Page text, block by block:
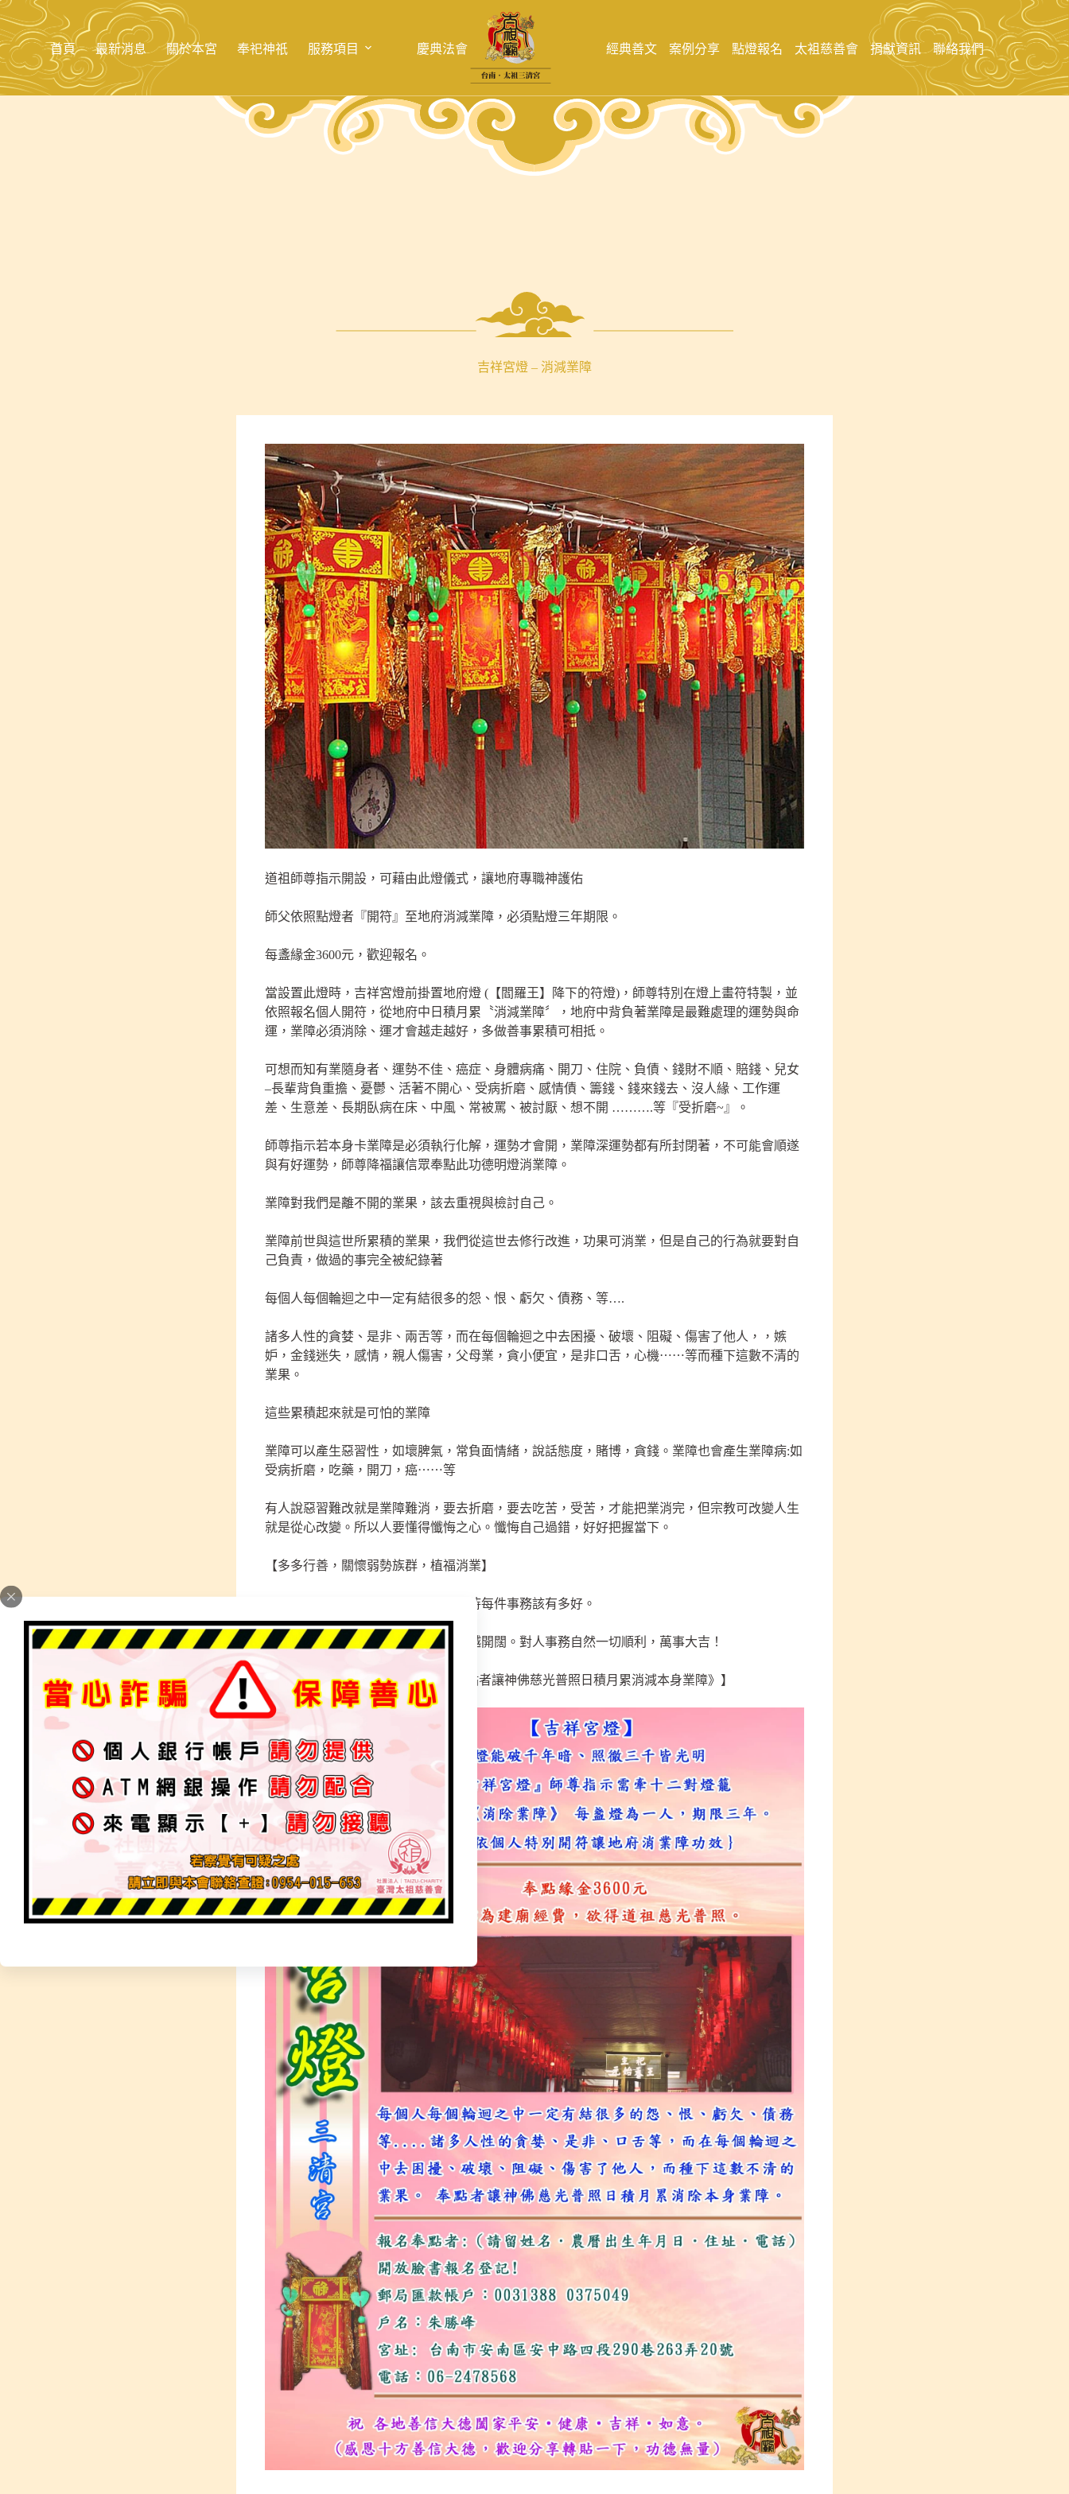
跳
至
主
要
內
首頁 最新消息 關於本宮 奉祀神祇 服務項目 慶典法會 經典善文 案例分享 點燈報名 太袓慈善會 捐獻資訊 聯絡我們
吉祥宮燈 – 消減業障
道祖師尊指示開設，可藉由此燈儀式，讓地府專職神護佑
師父依照點燈者『開符』至地府消減業障，必須點燈三年期限。
每盞緣金3600元，歡迎報名。
當設置此燈時，吉祥宮燈前掛置地府燈 (【閻羅王】降下的符燈)，師尊特別在燈上畫符特製，並
依照報名個人開符，從地府中日積月累〝消減業障〞，地府中背負著業障是最難處理的運勢與命
運，業障必須消除、運才會越走越好，多做善事累積可相抵。
可想而知有業隨身者、運勢不佳、癌症、身體病痛、開刀、住院、負債、錢財不順、賠錢、兒女
–長輩背負重擔、憂鬱、活著不開心、受病折磨、感情債、籌錢、錢來錢去、沒人緣、工作運
差、生意差、長期臥病在床、中風、常被罵、被討厭、想不開 ……….等『受折磨~』。
師尊指示若本身卡業障是必須執行化解，運勢才會開，業障深運勢都有所封閉著，不可能會順遂
與有好運勢，師尊降福讓信眾奉點此功德明燈消業障。
業障對我們是離不開的業果，該去重視與檢討自己。
業障前世與這世所累積的業果，我們從這世去修行改進，功果可消業，但是自己的行為就要對自
己負責，做過的事完全被紀錄著
每個人每個輪迴之中一定有結很多的怨、恨、虧欠、債務、等….
諸多人性的貪婪、是非、兩舌等，而在每個輪迴之中去困擾、破壞、阻礙、傷害了他人，，嫉
妒，金錢迷失，感情，親人傷害，父母業，貪小便宜，是非口舌，心機⋯⋯等而種下這數不清的
業果。
這些累積起來就是可怕的業障
業障可以產生惡習性，如壞脾氣，常負面情緒，說話態度，賭博，貪錢。業障也會產生業障病:如
受病折磨，吃藥，開刀，癌⋯⋯等
有人說惡習難改就是業障難消，要去折磨，要去吃苦，受苦，才能把業消完，但宗教可改變人生
就是從心改變。所以人要懂得懺悔之心。懺悔自己過錯，好好把握當下。
【多多行善，關懷弱勢族群，植福消業】
做就要做比別人好，一輩子能寬心看待每件事務該有多好。
業障越少煩惱就越少，人的運勢也會越開闊。對人事務自然一切順利，萬事大吉！
為別人點燈~也是為自己點燈 【《奉點者讓神佛慈光普照日積月累消減本身業障》】